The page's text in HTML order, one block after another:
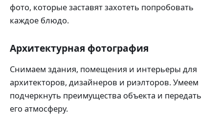
фото, которые заставят захотеть попробовать
каждое блюдо.
Архитектурная фотография
Снимаем здания, помещения и интерьеры для
архитекторов, дизайнеров и риэлторов. Умеем
подчеркнуть преимущества объекта и передать
его атмосферу.